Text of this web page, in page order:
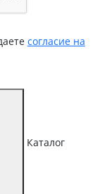
согласие на
Каталог